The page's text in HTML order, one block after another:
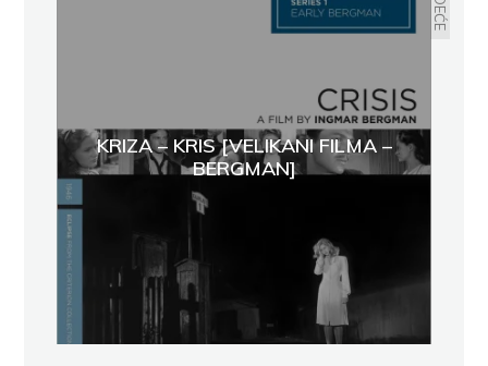
KRIZA – KRIS [VELIKANI FILMA –
BERGMAN]